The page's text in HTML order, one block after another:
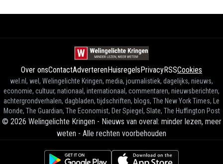
Over onsContactAdverterenHuisregelsPrivacyRSSCookies
wel.nl, wel, Welingelichte Kringen, media, journalistiek, dagelijks, nieuws,
economie, cultuur, nationaal, internationaal, commentaren, nieuwsberichten,
achtergrondverhalen, dagbladen, tijdschriften, blogs, The New York Times, Le
Monde, The Guardian, The Economist, Der Spiegel, Slate, The Huffington Post
© 2026 Welingelichte Kringen - Nieuws van overal: minder lezen, meer
weten - Alle rechten voorbehouden